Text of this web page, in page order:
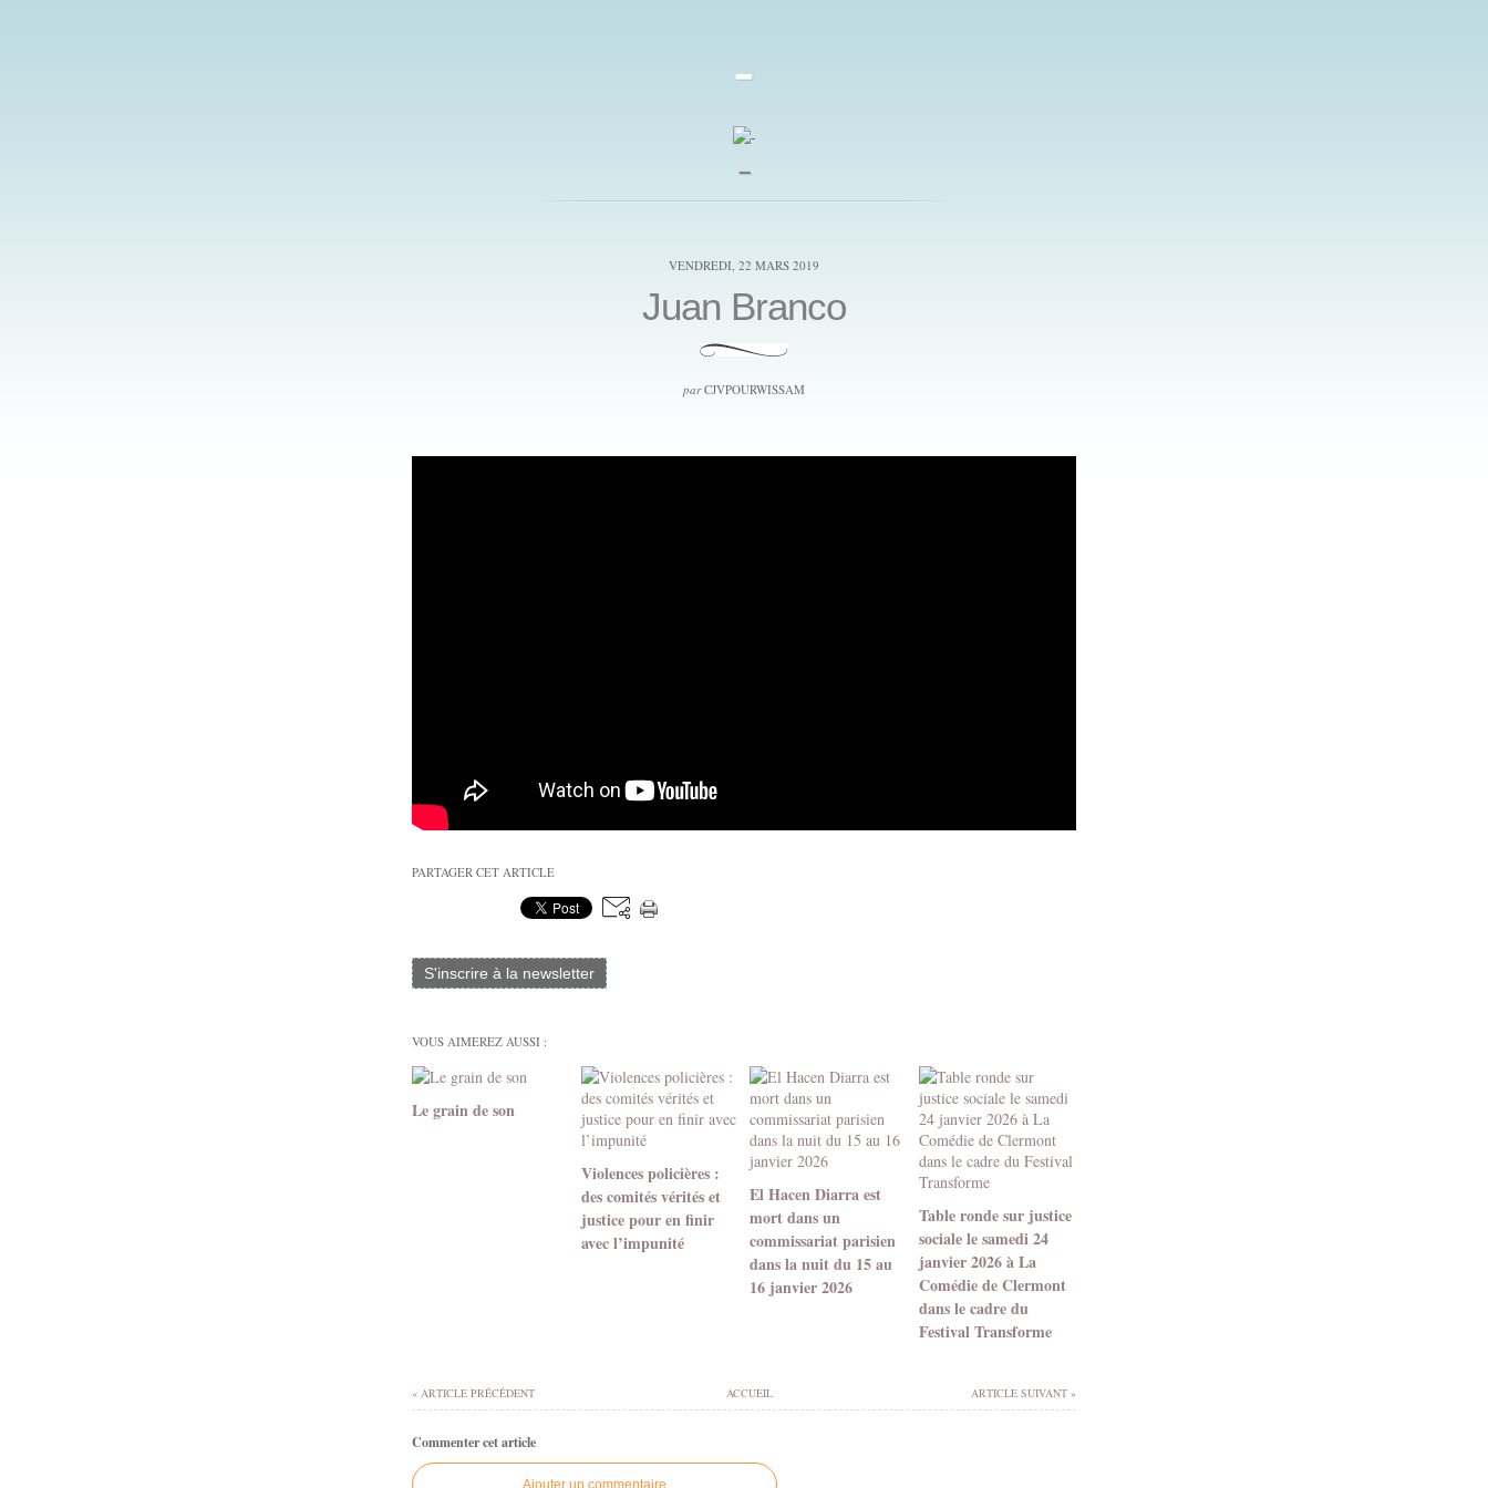
-
_
VENDREDI, 22 MARS 2019
Juan Branco
parCJVPOURWISSAM
PARTAGER CET ARTICLE
S'inscrire à la newsletter
VOUS AIMEREZ AUSSI :
Le grain de son
Violences policières :
des comités vérités et
justice pour en finir
avec l’impunité
El Hacen Diarra est
mort dans un
commissariat parisien
dans la nuit du 15 au
16 janvier 2026
Table ronde sur justice
sociale le samedi 24
janvier 2026 à La
Comédie de Clermont
dans le cadre du
Festival Transforme
ACCUEIL
« ARTICLE PRÉCÉDENT ARTICLE SUIVANT »
Commenter cet article
Ajouter un commentaire